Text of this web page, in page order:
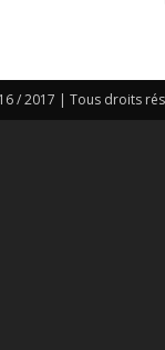
/ 2017 | Tous droits